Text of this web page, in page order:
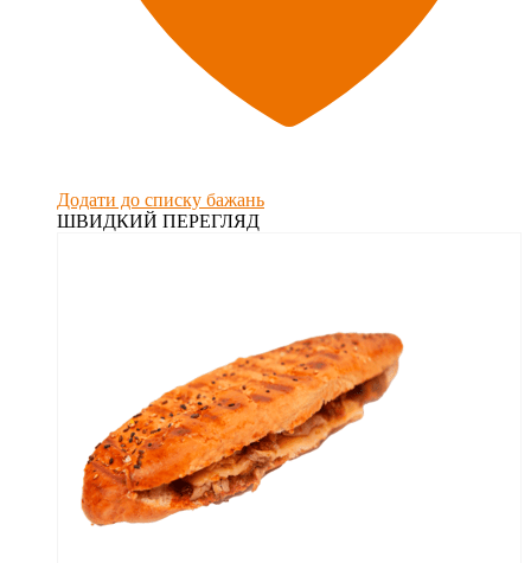
Додати до списку бажань
ШВИДКИЙ ПЕРЕГЛЯД